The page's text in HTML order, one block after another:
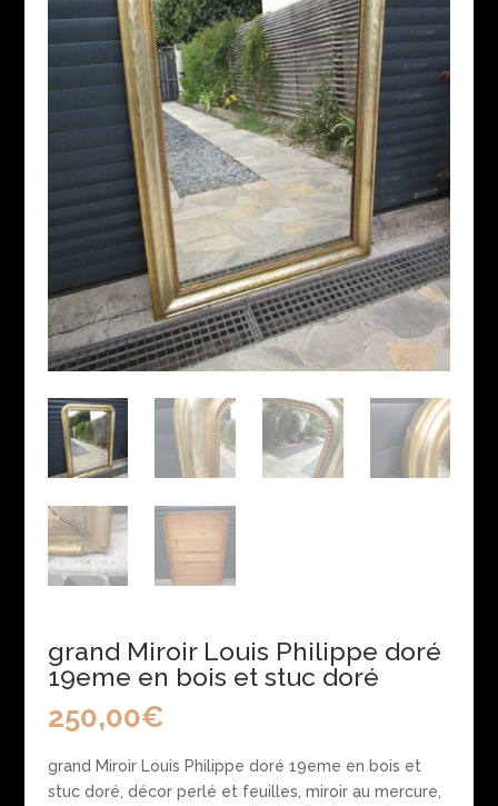
grand Miroir Louis Philippe doré
19eme en bois et stuc doré
250,00€
grand Miroir Louis Philippe doré 19eme en bois et
stuc doré, décor perlé et feuilles, miroir au mercure,